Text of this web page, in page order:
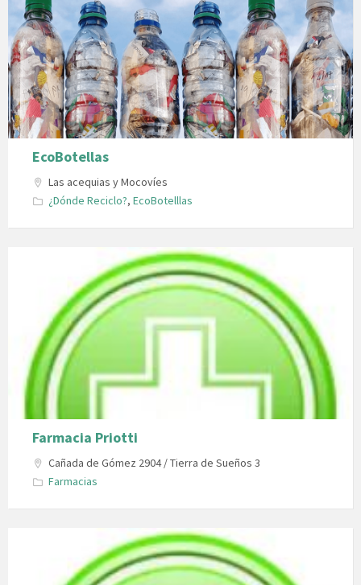
EcoBotellas
Las acequias y Mocovíes
¿Dónde Reciclo?, EcoBotelllas
Farmacia Priotti
Cañada de Gómez 2904 / Tierra de Sueños 3
Farmacias